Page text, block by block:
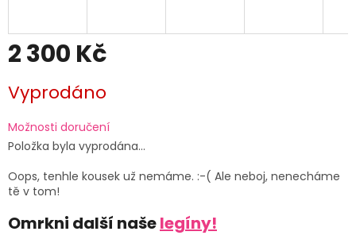
2 300 Kč
cena:
Vyprodáno
Možnosti doručení
Položka byla vyprodána…
Oops, tenhle kousek už nemáme. :-( Ale neboj, nenecháme
tě v tom!
Omrkni další našelegíny!